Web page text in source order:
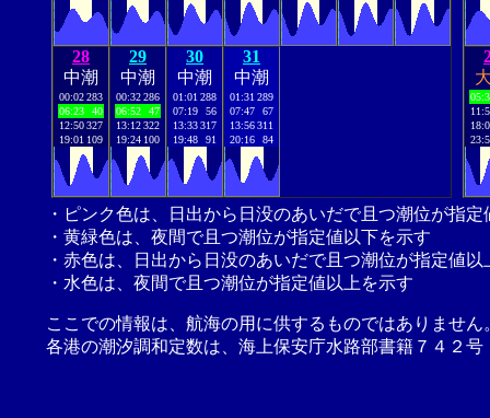
28
中潮
00:02283
06:23
40
12:50327
19:01 109
29
中潮
00:32286
06:52
47
13:12322
19:24 100
30
中潮
01:01 288
07:19
56
13:33317
19:48
91
31
中潮
01:31 289
07:47
67
13:56311
20:16
84
・ピンク色は、日出から日没のあいだで且つ潮位が指
・黄緑色は、夜間で且つ潮位が指定値以下を示す
・赤色は、日出から日没のあいだで且つ潮位が指定値以
・水色は、夜間で且つ潮位が指定値以上を示す
ここでの情報は、航海の用に供するものではありませ
各港の潮汐調和定数は、海上保安庁水路部書籍７４２